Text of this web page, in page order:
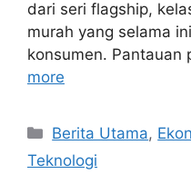
dari seri flagship,
murah yang selama
konsumen. Pantauan
more
C
a
Berita Utama,
Teknologi